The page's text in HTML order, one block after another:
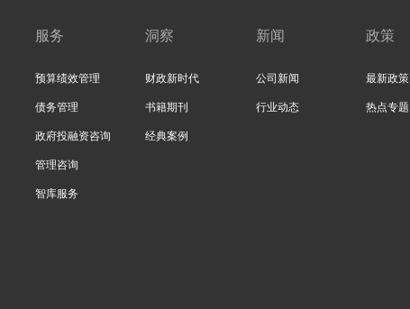
服务
预算绩效管理
债务管理
政府投融资咨询
管理咨询
智库服务
洞察
财政新时代
书籍期刊
经典案例
新闻
公司新闻
行业动态
政策
最新政策
热点专题